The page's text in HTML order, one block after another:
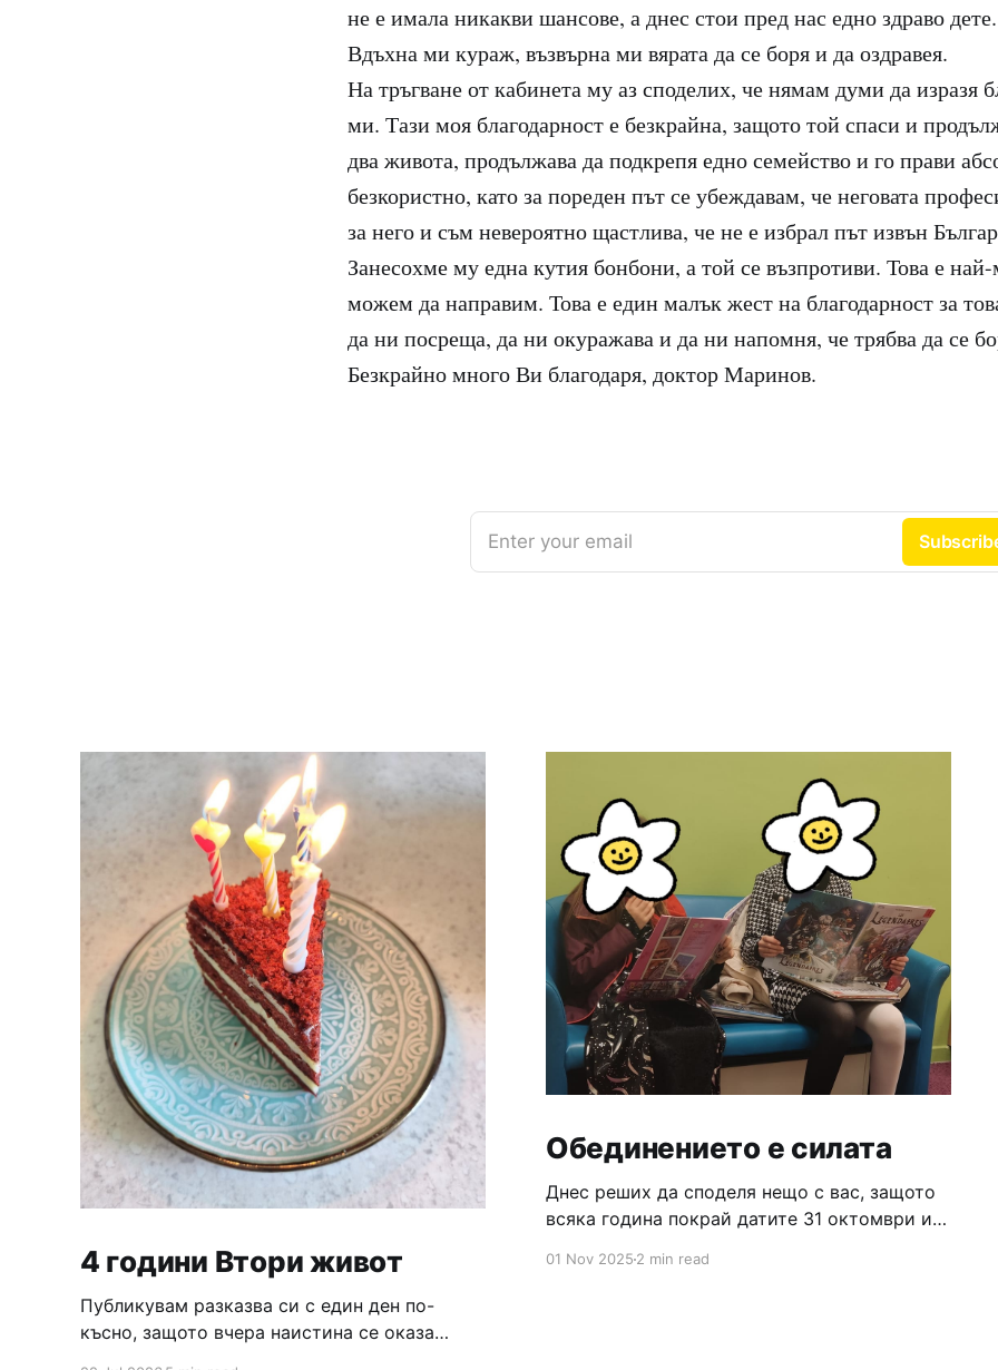
не е имала никакви шансове, а днес стои пред нас едно здраво дете.
Вдъхна ми кураж, възвърна ми вярата да се боря и да оздравея.
На тръгване от кабинета му аз споделих, че нямам думи да изразя
ми. Тази моя благодарност е безкрайна, защото той спаси и
два живота, продължава да подкрепя едно семейство и го прави
безкористно, като за пореден път се убеждавам, че неговата
за него и съм невероятно щастлива, че не е избрал път извън
Занесохме му една кутия бонбони, а той се възпротиви. Това е
можем да направим. Това е един малък жест на благодарност за
да ни посреща, да ни окуражава и да ни напомня, че трябва да се
Безкрайно много Ви благодаря, доктор Маринов.
Enter your email
4 години Втори живот
Публикувам разказва си с един ден по-
късно, защото вчера наистина се оказа
Обединението е силата
Днес реших да споделя нещо с вас, защото
всяка година покрай датите 31 октомври и 1
01 Nov 20252 min read